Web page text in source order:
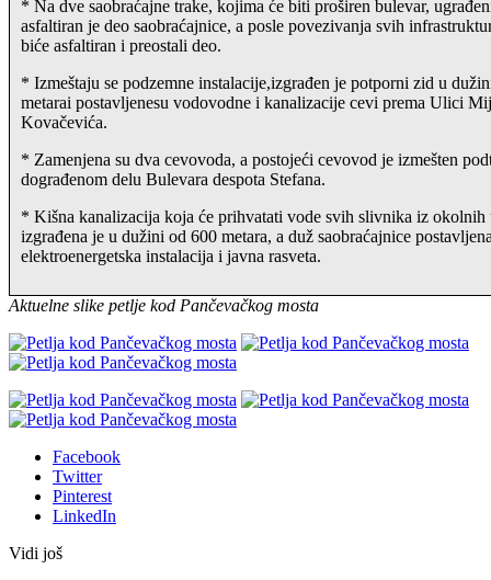
* Na dve saobraćajne trake, kojima će biti proširen bulevar,
asfaltiran je deo saobraćajnice, a posle povezivanja svih
biće asfaltiran i preostali deo.
* Izmeštaju se podzemne instalacije,izgrađen je potporni zid u
metarai postavljenesu vodovodne i kanalizacije cevi prema Ulici
Kovačevića.
* Zamenjena su dva cevovoda, a postojeći cevovod je izmešten
dograđenom delu Bulevara despota Stefana.
* Kišna kanalizacija koja će prihvatati vode svih slivnika iz okolnih
izgrađena je u dužini od 600 metara, a duž saobraćajnice
elektroenergetska instalacija i javna rasveta.
Aktuelne slike petlje kod Pančevačkog mosta
Facebook
Twitter
Pinterest
LinkedIn
Vidi još